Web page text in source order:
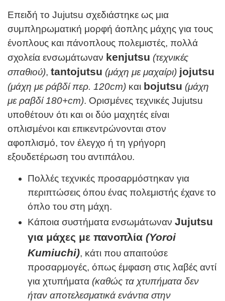
Επειδή το Jujutsu σχεδιάστηκε ως μια
συμπληρωματική μορφή άοπλης μάχης για τους
ένοπλους και πάνοπλους πολεμιστές, πολλά
σχολεία ενσωμάτωναν kenjutsu (τεχνικές
σπαθιού), tantojutsu (μάχη με μαχαίρι) jojutsu
(μάχη με ράβδί περ. 120cm) και bojutsu (μάχη
με ραβδί 180+cm). Ορισμένες τεχνικές Jujutsu
υποθέτουν ότι και οι δύο μαχητές είναι
οπλισμένοι και επικεντρώνονται στον
αφοπλισμό, τον έλεγχο ή τη γρήγορη
εξουδετέρωση του αντιπάλου.
Πολλές τεχνικές προσαρμόστηκαν για
περιπτώσεις όπου ένας πολεμιστής έχανε το
όπλο του στη μάχη.
Κάποια συστήματα ενσωμάτωναν Jujutsu
για μάχες με πανοπλία (Yoroi
Kumiuchi), κάτι που απαιτούσε
προσαρμογές, όπως έμφαση στις λαβές αντί
για χτυπήματα (καθώς τα χτυπήματα δεν
ήταν αποτελεσματικά ενάντια στην